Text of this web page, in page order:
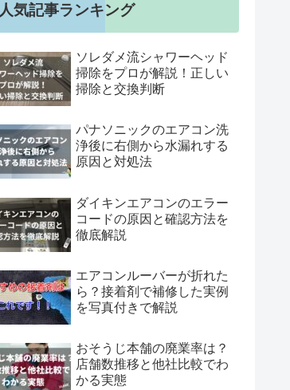
人気記事ランキング
ソレダメ流シャワーヘッド
掃除をプロが解説！正しい
掃除と交換判断
パナソニックのエアコン洗
浄後に右側から水漏れする
原因と対処法
ダイキンエアコンのエラー
コードの原因と確認方法を
徹底解説
エアコンルーバーが折れた
ら？接着剤で補修した実例
を写真付きで解説
おそうじ本舗の廃業率は？
店舗数推移と他社比較でわ
かる実態